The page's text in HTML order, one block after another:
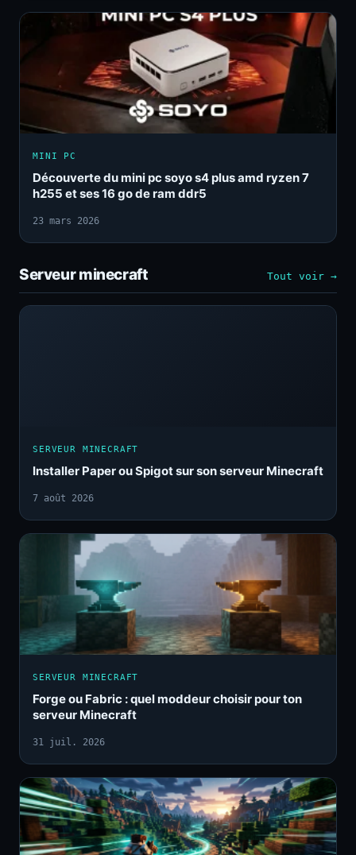
MINI PC
Découverte du mini pc soyo s4 plus amd ryzen 7
h255 et ses 16 go de ram ddr5
23 mars 2026
Serveur minecraft Tout voir →
SERVEUR MINECRAFT
Installer Paper ou Spigot sur son serveur Minecraft
7 août 2026
SERVEUR MINECRAFT
Forge ou Fabric : quel moddeur choisir pour ton
serveur Minecraft
31 juil. 2026